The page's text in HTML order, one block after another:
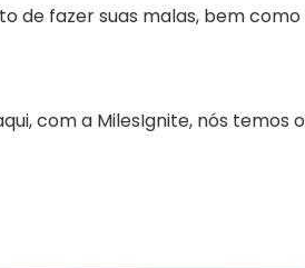
de fazer suas malas, bem
com a MilesIgnite, nós temos